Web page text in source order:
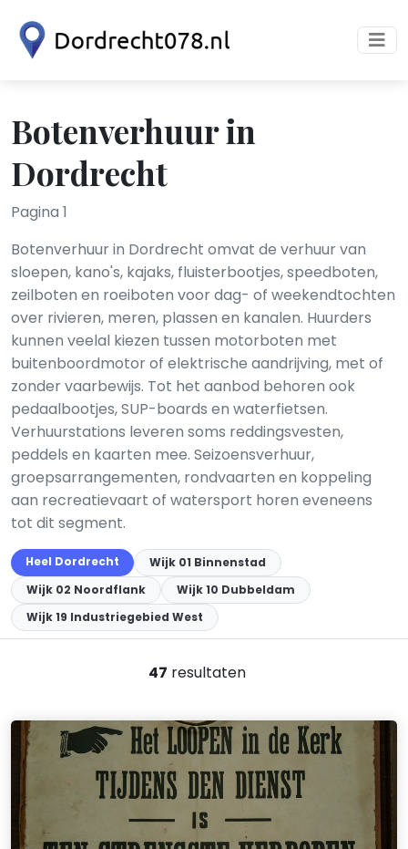
Botenverhuur in
Dordrecht
Pagina 1
Botenverhuur in Dordrecht omvat de verhuur van
sloepen, kano's, kajaks, fluisterbootjes, speedboten,
zeilboten en roeiboten voor dag- of weekendtochten
over rivieren, meren, plassen en kanalen. Huurders
kunnen veelal kiezen tussen motorboten met
buitenboordmotor of elektrische aandrijving, met of
zonder vaarbewijs. Tot het aanbod behoren ook
pedaalbootjes, SUP-boards en waterfietsen.
Verhuurstations leveren soms reddingsvesten,
peddels en kaarten mee. Seizoensverhuur,
groepsarrangementen, rondvaarten en koppeling
aan recreatievaart of watersport horen eveneens
tot dit segment.
Heel Dordrecht
Wijk 01 Binnenstad
Wijk 02 Noordflank
Wijk 10 Dubbeldam
Wijk 19 Industriegebied West
47 resultaten